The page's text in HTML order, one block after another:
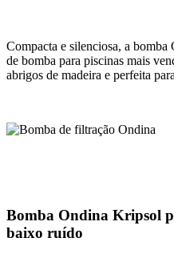
Compacta e silenciosa, a
de bomba para piscinas mais
abrigos de madeira e perfeita
Bomba Ondina Kripsol
baixo ruído